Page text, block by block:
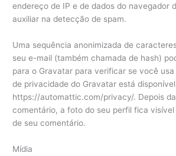
endereço de IP e de dados do navegador
auxiliar na detecção de spam.
Uma sequência anonimizada de
seu e-mail (também chamada de hash)
para o Gravatar para verificar se você
de privacidade do Gravatar está
https://automattic.com/privacy/. Depois
comentário, a foto do seu perfil fica
de seu comentário.
Mídia